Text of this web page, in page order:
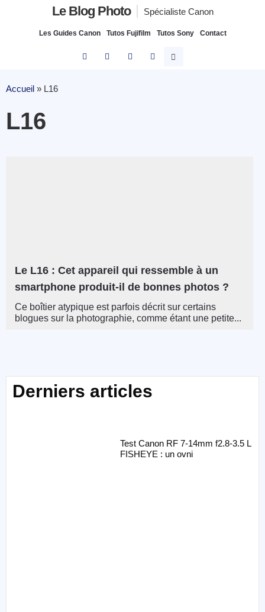
Le Blog Photo Spécialiste Canon
Les Guides Canon Tutos Fujifilm Tutos Sony Contact
Accueil » L16
L16
Le L16 : Cet appareil qui ressemble à un
smartphone produit-il de bonnes photos ?
Ce boîtier atypique est parfois décrit sur certains
blogues sur la photographie, comme étant une petite...
Derniers articles
Test Canon RF 7-14mm f2.8-3.5 L
FISHEYE : un ovni